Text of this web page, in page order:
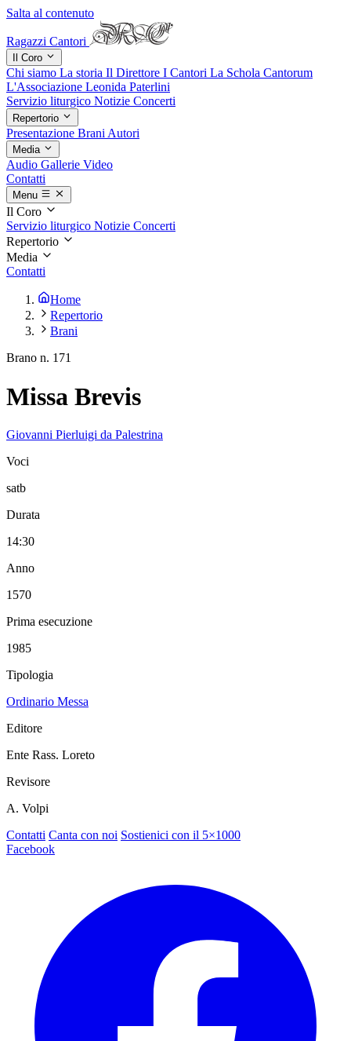
Salta al contenuto
Ragazzi Cantori
Il Coro
Chi siamo La storia Il Direttore I Cantori La Schola Cantorum
L'Associazione Leonida Paterlini
Servizio liturgico Notizie Concerti
Repertorio
Presentazione Brani Autori
Media
Audio Gallerie Video
Contatti
Menu
Il Coro
Servizio liturgico Notizie Concerti
Repertorio
Media
Contatti
Home
Repertorio
Brani
Brano n. 171
Missa Brevis
Giovanni Pierluigi da Palestrina
Voci
satb
Durata
14:30
Anno
1570
Prima esecuzione
1985
Tipologia
Ordinario Messa
Editore
Ente Rass. Loreto
Revisore
A. Volpi
Contatti Canta con noi Sostienici con il 5×1000
Facebook